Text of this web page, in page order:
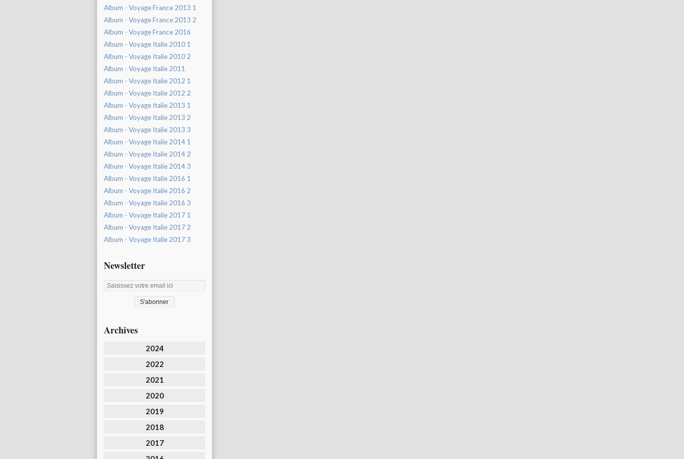
Album - Voyage France 2013 1
Album - Voyage France 2013 2
Album - Voyage France 2016
Album - Voyage Italie 2010 1
Album - Voyage Italie 2010 2
Album - Voyage Italie 2011
Album - Voyage Italie 2012 1
Album - Voyage Italie 2012 2
Album - Voyage Italie 2013 1
Album - Voyage Italie 2013 2
Album - Voyage Italie 2013 3
Album - Voyage Italie 2014 1
Album - Voyage Italie 2014 2
Album - Voyage Italie 2014 3
Album - Voyage Italie 2016 1
Album - Voyage Italie 2016 2
Album - Voyage Italie 2016 3
Album - Voyage Italie 2017 1
Album - Voyage Italie 2017 2
Album - Voyage Italie 2017 3
Newsletter
Archives
2024
2022
2021
2020
2019
2018
2017